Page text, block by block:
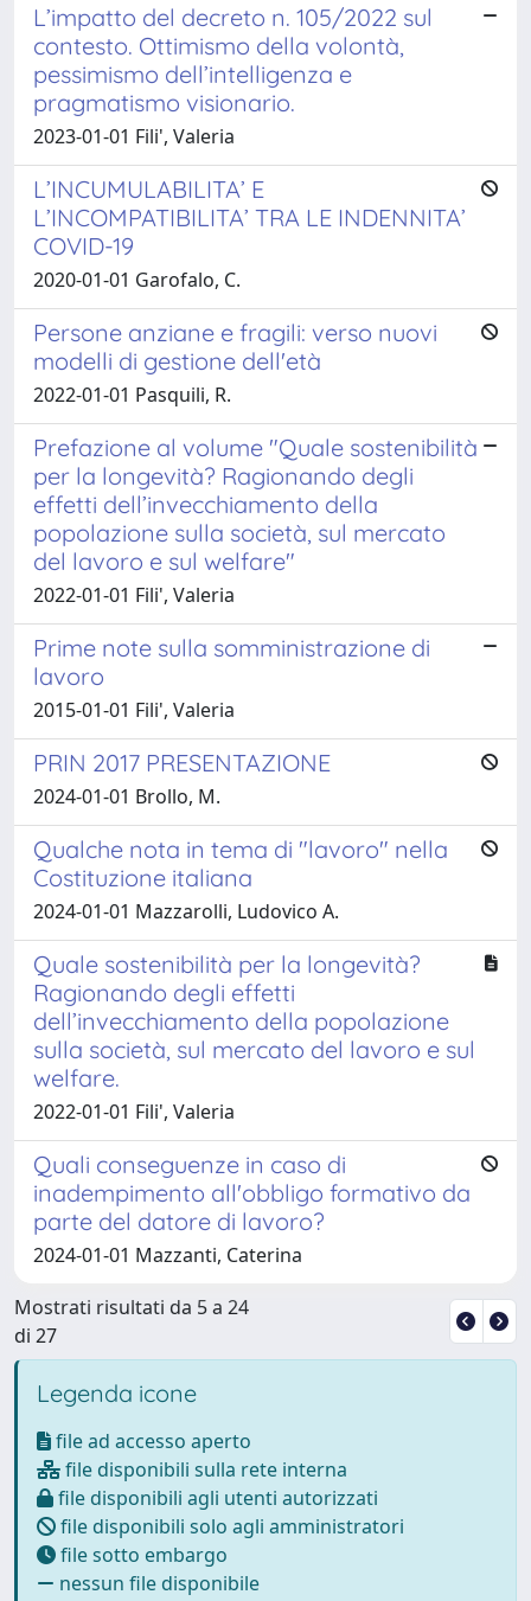
L’impatto del decreto n. 105/2022 sul
contesto. Ottimismo della volontà,
pessimismo dell’intelligenza e
pragmatismo visionario.
2023-01-01 Fili', Valeria
L’INCUMULABILITA’ E
L’INCOMPATIBILITA’ TRA LE INDENNITA’
COVID-19
2020-01-01 Garofalo, C.
Persone anziane e fragili: verso nuovi
modelli di gestione dell'età
2022-01-01 Pasquili, R.
Prefazione al volume "Quale sostenibilità
per la longevità? Ragionando degli
effetti dell’invecchiamento della
popolazione sulla società, sul mercato
del lavoro e sul welfare"
2022-01-01 Fili', Valeria
Prime note sulla somministrazione di
lavoro
2015-01-01 Fili', Valeria
PRIN 2017 PRESENTAZIONE
2024-01-01 Brollo, M.
Qualche nota in tema di "lavoro" nella
Costituzione italiana
2024-01-01 Mazzarolli, Ludovico A.
Quale sostenibilità per la longevità?
Ragionando degli effetti
dell’invecchiamento della popolazione
sulla società, sul mercato del lavoro e sul
welfare.
2022-01-01 Fili', Valeria
Quali conseguenze in caso di
inadempimento all'obbligo formativo da
parte del datore di lavoro?
2024-01-01 Mazzanti, Caterina
Mostrati risultati da 5 a 24
di 27
Legenda icone
file ad accesso aperto
file disponibili sulla rete interna
file disponibili agli utenti autorizzati
file disponibili solo agli amministratori
file sotto embargo
nessun file disponibile